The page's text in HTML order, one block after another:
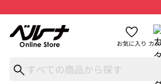
お気に入り カ